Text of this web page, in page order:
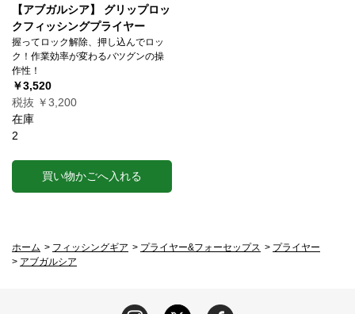
【アブガルシア】 グリップロッ
クフィッシングプライヤー
握ってロック解除、押し込んでロッ
ク！作業効率が変わるバツグンの操
作性！
￥3,520
税抜 ￥3,200
在庫
2
買い物かごへ入れる
ホーム > フィッシングギア > プライヤー&フォーセップス > プライヤー
> アブガルシア